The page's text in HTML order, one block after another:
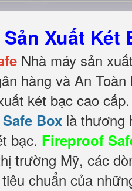
Xuất Két
Nhà máy sản
hàng và An
két bạc cao
Box là thương
bạc. Fireproof
trường Mỹ, các
chuẩn của